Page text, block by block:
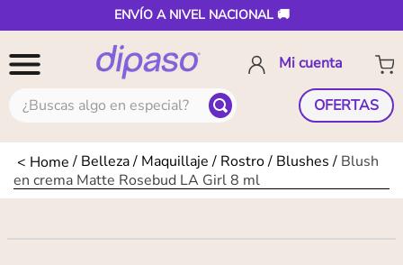
ENVÍO A NIVEL NACIONAL 🚚
¿Buscas algo en especial? OFERTAS
Belleza Maquillaje Rostro Blushes
Blush
en crema Matte Rosebud LA Girl 8 ml